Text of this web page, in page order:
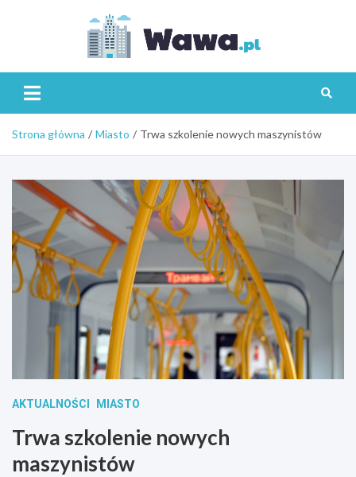
Strona główna Miasto Trwa szkolenie nowych maszynistów
AKTUALNOŚCI MIASTO
Trwa szkolenie nowych
maszynistów